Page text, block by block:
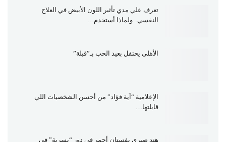
تعرف علي مدي تأثير اللون الأبيض في العلاج
النفسي.. ولماذا أستخدم…
الأهلى يحتفل بعيد الحب بـ”قبلة”
الإعلامية “آية فؤاد” من أحسن الشخصيات اللي
قابلتها…
هند صبري بفستان أحمر في دور “يسرية” في